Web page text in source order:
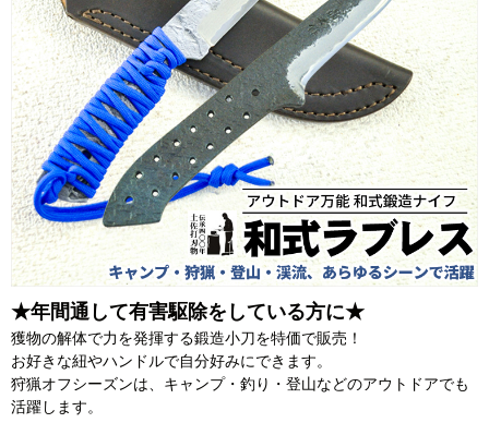
★年間通して有害駆除をしている方に★
獲物の解体で力を発揮する鍛造小刀を特価で販売！
お好きな紐やハンドルで自分好みにできます。
狩猟オフシーズンは、キャンプ・釣り・登山などのアウトドアでも
活躍します。